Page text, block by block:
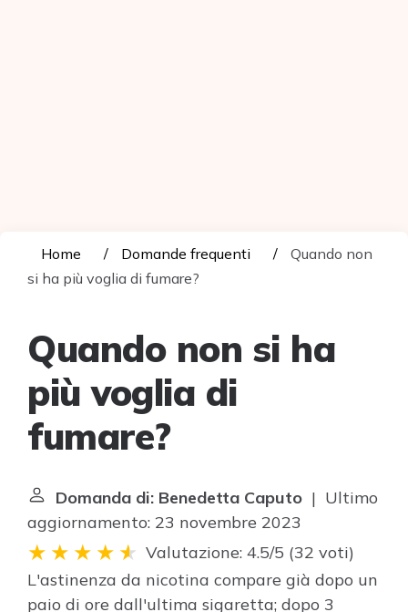
Home Domande frequenti
Quando non
si ha più voglia di fumare?
Quando non si ha
più voglia di
fumare?
Domanda di: Benedetta Caputo | Ultimo
aggiornamento: 23 novembre 2023
Valutazione: 4.5/5 (32 voti)
L'astinenza da nicotina compare già dopo un
paio di ore dall'ultima sigaretta; dopo 3